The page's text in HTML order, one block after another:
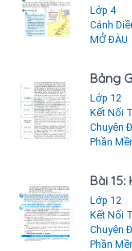
Lớp 4
Cánh
MỞ ĐÀU
Bảng
Lớp 12
Kết Nối
Chuyên
Phần
Bài
Lớp 12
Kết Nối
Chuyên
Phần